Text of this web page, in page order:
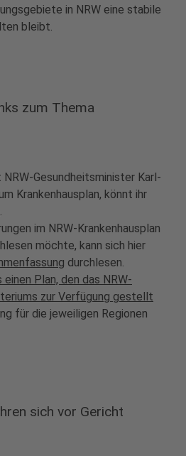
in NRW eine stabile
bleibt.
zum Thema
Gesundheitsminister Karl-
Krankenhausplan, könnt ihr
.
im NRW-Krankenhausplan
möchte, kann sich hier
durchlesen.
einen Plan, den das NRW-
zur Verfügung gestellt
für die jeweiligen Regionen
sich vor Gericht